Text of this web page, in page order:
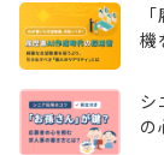
機
シ
の